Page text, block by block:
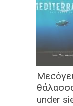
under